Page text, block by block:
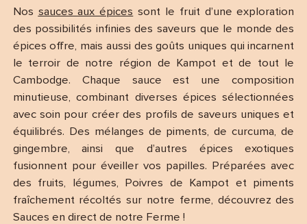
Nos sauces aux épices sont le fruit d’une exploration
des possibilités infinies des saveurs que le monde des
épices offre, mais aussi des goûts uniques qui incarnent
le terroir de notre région de Kampot et de tout le
Cambodge. Chaque sauce est une composition
minutieuse, combinant diverses épices sélectionnées
avec soin pour créer des profils de saveurs uniques et
équilibrés. Des mélanges de piments, de curcuma, de
gingembre, ainsi que d’autres épices exotiques
fusionnent pour éveiller vos papilles. Préparées avec
des fruits, légumes, Poivres de Kampot et piments
fraîchement récoltés sur notre ferme, découvrez des
Sauces en direct de notre Ferme !